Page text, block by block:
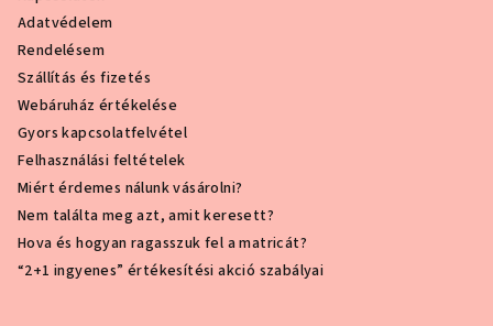
Adatvédelem
Rendelésem
Szállítás és fizetés
Webáruház értékelése
Gyors kapcsolatfelvétel
Felhasználási feltételek
Miért érdemes nálunk vásárolni?
Nem találta meg azt, amit keresett?
Hova és hogyan ragasszuk fel a matricát?
“2+1 ingyenes” értékesítési akció szabályai